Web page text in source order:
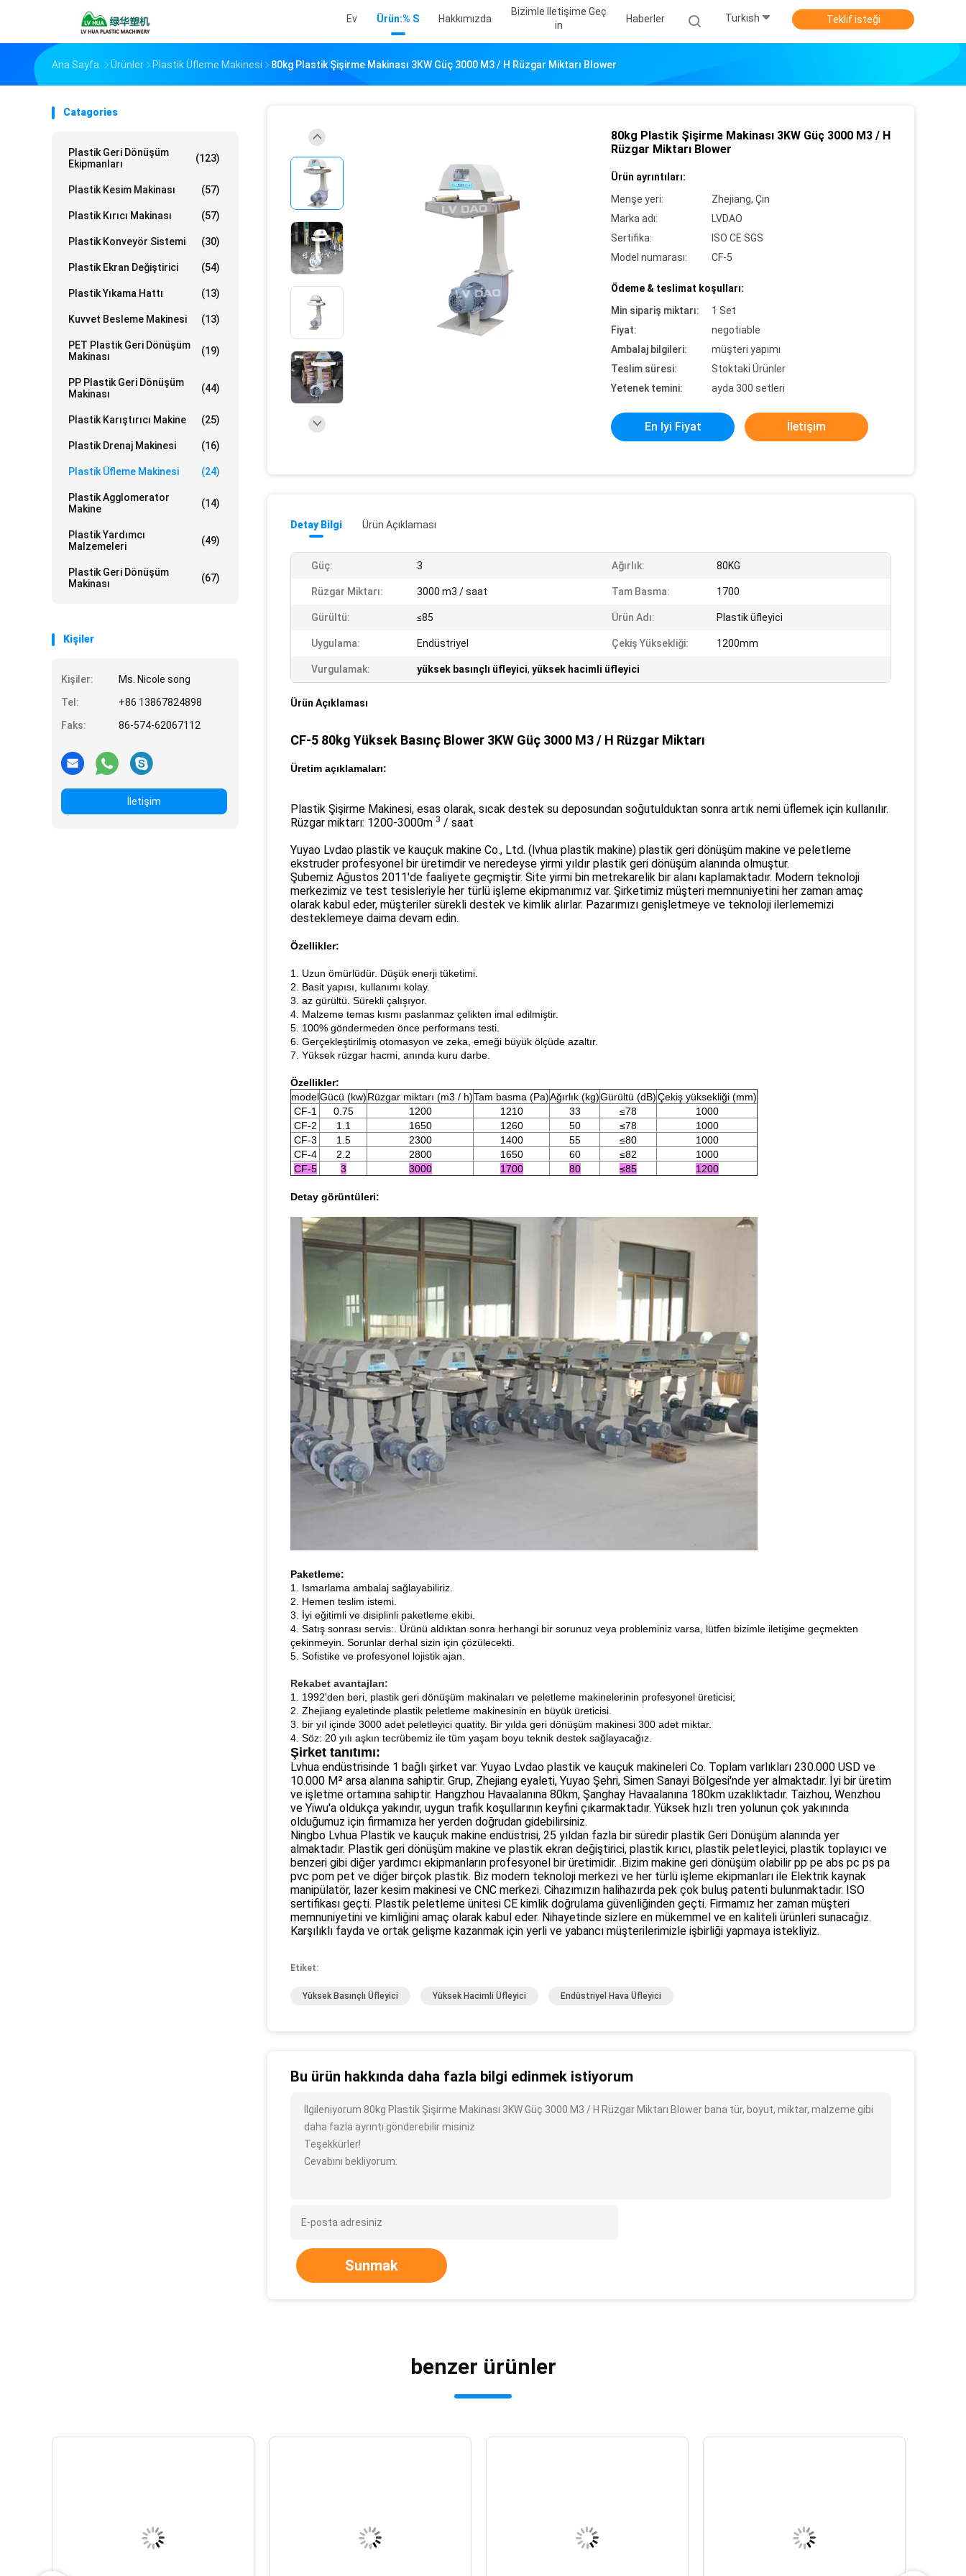
Ev Ürün:% S Hakkımızda
Bizimle Iletişime Geç
In
Haberler Turkish Teklif isteği
Ana Sayfa Ürünler Plastik Üfleme Makinesi 80kg Plastik Şişirme Makinası 3KW Güç 3000 M3 / H Rüzgar Miktarı Blower
Catagories
Plastik Geri Dönüşüm
Ekipmanları
(123)
Plastik Kesim Makinası (57)
Plastik Kırıcı Makinası (57)
Plastik Konveyör Sistemi (30)
Plastik Ekran Değiştirici (54)
Plastik Yıkama Hattı (13)
Kuvvet Besleme Makinesi (13)
PET Plastik Geri Dönüşüm
Makinası
(19)
PP Plastik Geri Dönüşüm
Makinası
(44)
Plastik Karıştırıcı Makine (25)
Plastik Drenaj Makinesi (16)
Plastik Üfleme Makinesi (24)
Plastik Agglomerator
Makine
(14)
Plastik Yardımcı
Malzemeleri
(49)
Plastik Geri Dönüşüm
Makinası
(67)
Kişiler
Kişiler:
Ms. Nicole song
Tel:
+86 13867824898
Faks:
86-574-62067112
İletişim
80kg Plastik Şişirme Makinası 3KW Güç 3000 M3 / H
Rüzgar Miktarı Blower
Ürün ayrıntıları:
Menşe yeri:
Zhejiang, Çin
Marka adı:
LVDAO
Sertifika:
ISO CE SGS
Model numarası:
CF-5
Ödeme & teslimat koşulları:
Min sipariş miktarı:
1 Set
Fiyat:
negotiable
Ambalaj bilgileri:
müşteri yapımı
Teslim süresi:
Stoktaki Ürünler
Yetenek temini:
ayda 300 setleri
En Iyi Fiyat İletişim
Detay Bilgi Ürün Açıklaması
Güç: 3 Ağırlık: 80KG
Rüzgar Miktarı: 3000 m3 / saat Tam Basma: 1700
Gürültü: ≤85 Ürün Adı: Plastik üfleyici
Uygulama: Endüstriyel Çekiş Yüksekliği: 1200mm
Vurgulamak: yüksek basınçlı üfleyici, yüksek hacimli üfleyici
Ürün Açıklaması
CF-5 80kg Yüksek Basınç Blower 3KW Güç 3000 M3 / H Rüzgar Miktarı
Üretim açıklamaları:
Plastik Şişirme Makinesi, esas olarak, sıcak destek su deposundan soğutulduktan sonra artık nemi üflemek için kullanılır.
Rüzgar miktarı: 1200-3000m 3 / saat
Yuyao Lvdao plastik ve kauçuk makine Co., Ltd. (lvhua plastik makine) plastik geri dönüşüm makine ve peletleme
ekstruder profesyonel bir üretimdir ve neredeyse yirmi yıldır plastik geri dönüşüm alanında olmuştur.
Şubemiz Ağustos 2011'de faaliyete geçmiştir. Site yirmi bin metrekarelik bir alanı kaplamaktadır. Modern teknoloji
merkezimiz ve test tesisleriyle her türlü işleme ekipmanımız var. Şirketimiz müşteri memnuniyetini her zaman amaç
olarak kabul eder, müşteriler sürekli destek ve kimlik alırlar. Pazarımızı genişletmeye ve teknoloji ilerlememizi
desteklemeye daima devam edin.
Özellikler:
1. Uzun ömürlüdür. Düşük enerji tüketimi.
2. Basit yapısı, kullanımı kolay.
3. az gürültü. Sürekli çalışıyor.
4. Malzeme temas kısmı paslanmaz çelikten imal edilmiştir.
5. 100% göndermeden önce performans testi.
6. Gerçekleştirilmiş otomasyon ve zeka, emeği büyük ölçüde azaltır.
7. Yüksek rüzgar hacmi, anında kuru darbe.
Özellikler:
modelGücü (kw)Rüzgar miktarı (m3 / h)Tam basma (Pa)Ağırlık (kg)Gürültü (dB)Çekiş yüksekliği (mm)
CF-1
0.75 1200 1210 33 ≤78
1000
CF-2
1.1 1650 1260 50 ≤78
1000
CF-3
1.5 2300 1400 55 ≤80
1000
CF-4
2.2 2800 1650 60 ≤82
1000
CF-5
3 3000 1700 80 ≤85 1200
Detay görüntüleri:
Paketleme:
1. Ismarlama ambalaj sağlayabiliriz.
2. Hemen teslim istemi.
3. İyi eğitimli ve disiplinli paketleme ekibi.
4. Satış sonrası servis:.
Ürünü aldıktan sonra herhangi bir sorunuz veya probleminiz varsa, lütfen bizimle iletişime geçmekten
çekinmeyin. Sorunlar derhal sizin için çözülecekti.
5. Sofistike ve profesyonel lojistik ajan.
Rekabet avantajları:
1. 1992'den beri, plastik geri dönüşüm makinaları ve peletleme makinelerinin profesyonel üreticisi;
2. Zhejiang eyaletinde plastik peletleme makinesinin en büyük üreticisi.
3. bir yıl içinde 3000 adet peletleyici quatity. Bir yılda geri dönüşüm makinesi 300 adet miktar.
4. Söz: 20 yılı aşkın tecrübemiz ile tüm yaşam boyu teknik destek sağlayacağız.
Şirket tanıtımı:
Lvhua endüstrisinde 1 bağlı şirket var: Yuyao Lvdao plastik ve kauçuk makineleri Co. Toplam varlıkları 230.000 USD ve
10.000 M² arsa alanına sahiptir. Grup, Zhejiang eyaleti, Yuyao Şehri, Simen Sanayi Bölgesi'nde yer almaktadır. İyi bir üretim
ve işletme ortamına sahiptir. Hangzhou Havaalanına 80km, Şanghay Havaalanına 180km uzaklıktadır. Taizhou, Wenzhou
ve Yiwu'a oldukça yakındır, uygun trafik koşullarının keyfini çıkarmaktadır. Yüksek hızlı tren yolunun çok yakınında
olduğumuz için firmamıza her yerden doğrudan gidebilirsiniz.
Ningbo Lvhua Plastik ve kauçuk makine endüstrisi, 25 yıldan fazla bir süredir plastik Geri Dönüşüm alanında yer
almaktadır. Plastik geri dönüşüm makine ve plastik ekran değiştirici, plastik kırıcı, plastik peletleyici, plastik toplayıcı ve
benzeri gibi diğer yardımcı ekipmanların profesyonel bir üretimidir. .Bizim makine geri dönüşüm olabilir pp pe abs pc ps pa
pvc pom pet ve diğer birçok plastik. Biz modern teknoloji merkezi ve her türlü işleme ekipmanları ile Elektrik kaynak
manipülatör, lazer kesim makinesi ve CNC merkezi. Cihazımızın halihazırda pek çok buluş patenti bulunmaktadır. ISO
sertifikası geçti. Plastik peletleme ünitesi CE kimlik doğrulama güvenliğinden geçti. Firmamız her zaman müşteri
memnuniyetini ve kimliğini amaç olarak kabul eder. Nihayetinde sizlere en mükemmel ve en kaliteli ürünleri sunacağız.
Karşılıklı fayda ve ortak gelişme kazanmak için yerli ve yabancı müşterilerimizle işbirliği yapmaya istekliyiz.
Etiket:
Yüksek Basınçlı Üfleyici Yüksek Hacimli Üfleyici Endüstriyel Hava Üfleyici
Bu ürün hakkında daha fazla bilgi edinmek istiyorum
İlgileniyorum 80kg Plastik Şişirme Makinası 3KW Güç 3000 M3 / H Rüzgar Miktarı Blower bana tür, boyut, miktar, malzeme gibi
daha fazla ayrıntı gönderebilir misiniz
Teşekkürler!
Cevabını bekliyorum.
Sunmak
benzer ürünler